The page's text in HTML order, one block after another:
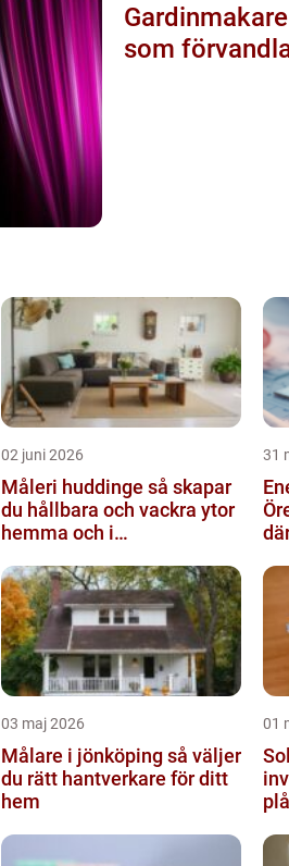
Gardinmakare
som
02 juni 2026
Måleri huddinge så skapar
du hållbara och vackra ytor
hemma och i
31
Örebro
03 maj 2026
Målare i jönköping så väljer
du rätt hantverkare för ditt
hem
01